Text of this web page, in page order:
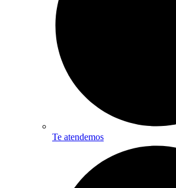
Te atendemos